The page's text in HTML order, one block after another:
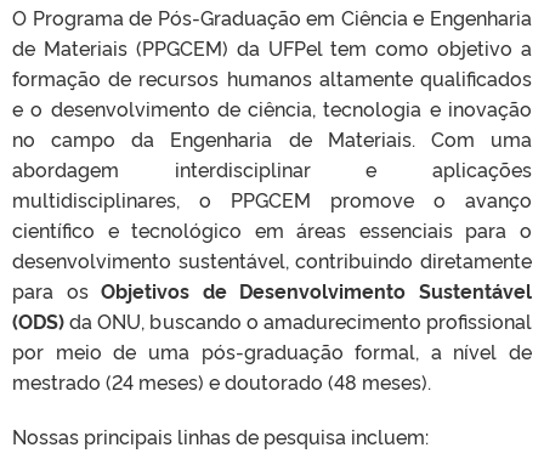
O Programa de Pós-Graduação em Ciência e Engenharia
de Materiais (PPGCEM) da UFPel tem como objetivo a
formação de recursos humanos altamente qualificados
e o desenvolvimento de ciência, tecnologia e inovação
no campo da Engenharia de Materiais. Com uma
abordagem interdisciplinar e aplicações
multidisciplinares, o PPGCEM promove o avanço
científico e tecnológico em áreas essenciais para o
desenvolvimento sustentável, contribuindo diretamente
para osObjetivos de Desenvolvimento Sustentável
(ODS)da ONU, buscando o amadurecimento profissional
por meio de uma pós-graduação formal, a nível de
mestrado (24 meses) e doutorado (48 meses).
Nossas principais linhas de pesquisa incluem: